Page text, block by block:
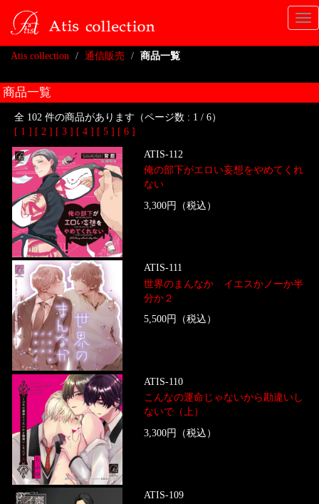
Atis collection
通信販売 商品一覧
商品一覧
全 102 件の商品があります（ページ数 : 1 / 6）
[ 1 ] [ 2 ] [ 3 ] [ 4 ] [ 5 ] [ 6 ]
ATIS-112
俺の部下がエロい妄想をやめてくれ
ない
3,300円（税込）
ATIS-111
世界のまんなか イエスかノーか半
分か２
5,500円（税込）
ATIS-110
こんなの運命じゃないから勘違いし
ないで（上）
3,300円（税込）
ATIS-109